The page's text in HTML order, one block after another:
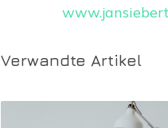
Verwandte Artikel